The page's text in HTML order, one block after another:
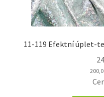
11-119 Efektní úplet-